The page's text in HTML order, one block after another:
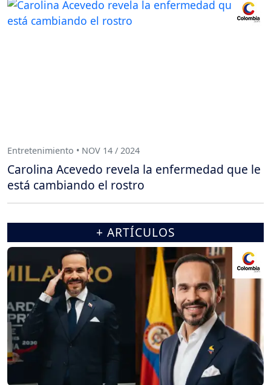
Entretenimiento • NOV 14 / 2024
Carolina Acevedo revela la enfermedad que le
está cambiando el rostro
+ ARTÍCULOS